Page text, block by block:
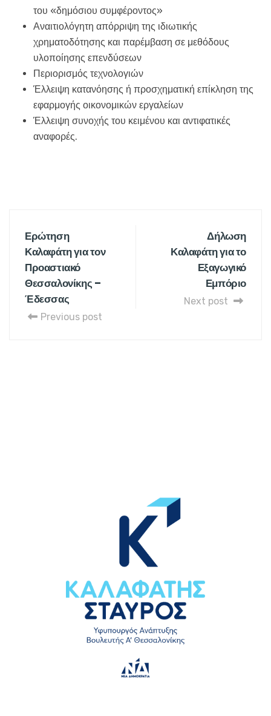
του «δημόσιου συμφέροντος»
Αναιτιολόγητη απόρριψη της ιδιωτικής
χρηματοδότησης και παρέμβαση σε μεθόδους
υλοποίησης επενδύσεων
Περιορισμός τεχνολογιών
Έλλειψη κατανόησης ή προσχηματική επίκληση της
εφαρμογής οικονομικών εργαλείων
Έλλειψη συνοχής του κειμένου και αντιφατικές
αναφορές.
Ερώτηση
Καλαφάτη για τον
Προαστιακό
Θεσσαλονίκης –
Έδεσσας
Previous post
Δήλωση
Καλαφάτη για το
Εξαγωγικό
Εμπόριο
Next post